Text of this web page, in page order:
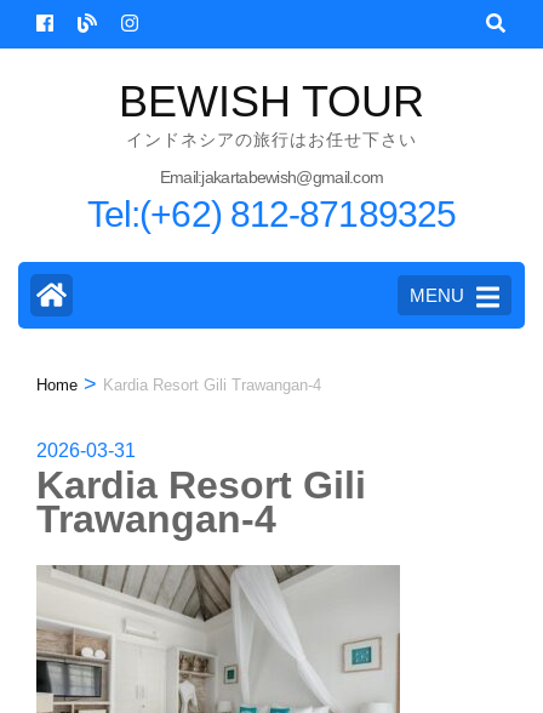
Skip
to
BEWISH TOUR
インドネシアの旅行はお任せ下さい
Email:jakartabewish@gmail.com
Tel:(+62) 812-87189325
MENU
Home > Kardia Resort Gili Trawangan-4
2026-03-31
Kardia Resort Gili
Trawangan-4